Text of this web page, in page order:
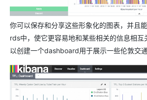
你可以保存和分享这些形象化的图表，并且
rds中，使它更容易地和某些相关的信息相互
以创建一个dashboard用于展示一些伦敦交通